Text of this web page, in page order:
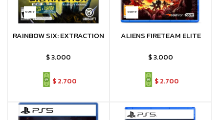
RAINBOW SIX: EXTRACTION
$3.000
$ 2.700
ALIENS FIRETEAM ELITE
$3.000
$ 2.700